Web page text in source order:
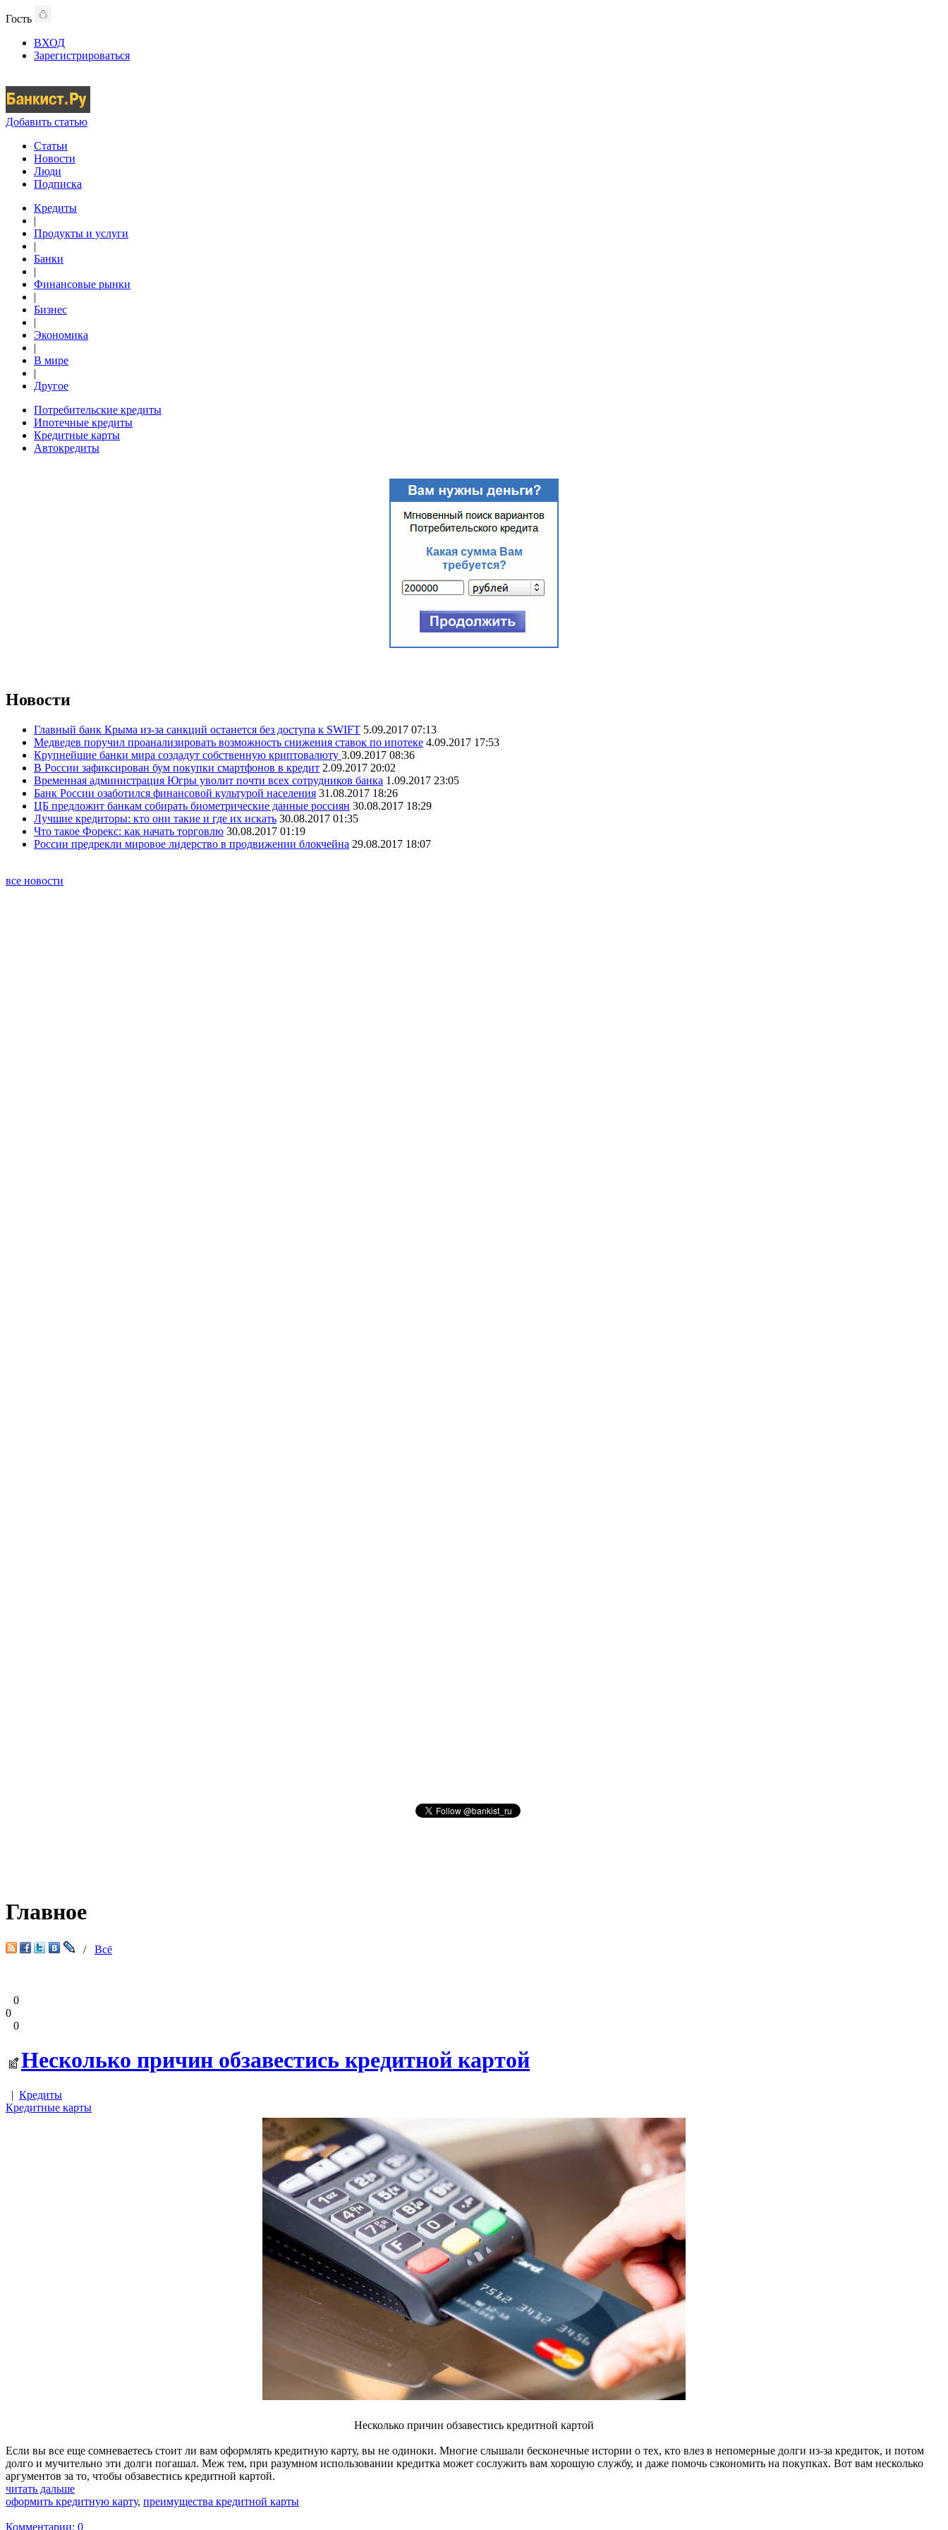
Гость
ВХОД
Зарегистрироваться
Добавить статью
Статьи
Новости
Люди
Подписка
Кредиты
|
Продукты и услуги
|
Банки
|
Финансовые рынки
|
Бизнес
|
Экономика
|
В мире
|
Другое
Потребительские кредиты
Ипотечные кредиты
Кредитные карты
Автокредиты
Новости
Главный банк Крыма из-за санкций останется без доступа к SWIFT 5.09.2017 07:13
Медведев поручил проанализировать возможность снижения ставок по ипотеке 4.09.2017 17:53
Крупнейшие банки мира создадут собственную криптовалюту 3.09.2017 08:36
В России зафиксирован бум покупки смартфонов в кредит 2.09.2017 20:02
Временная администрация Югры уволит почти всех сотрудников банка 1.09.2017 23:05
Банк России озаботился финансовой культурой населения 31.08.2017 18:26
ЦБ предложит банкам собирать биометрические данные россиян 30.08.2017 18:29
Лучшие кредиторы: кто они такие и где их искать 30.08.2017 01:35
Что такое Форекс: как начать торговлю 30.08.2017 01:19
России предрекли мировое лидерство в продвижении блокчейна 29.08.2017 18:07
все новости
Главное
/ Всё
0
0
0
Несколько причин обзавестись кредитной картой
| Кредиты
Кредитные карты
Несколько причин обзавестись кредитной картой
Если вы все еще сомневаетесь стоит ли вам оформлять кредитную карту, вы не одиноки. Многие слышали бесконечные истории о тех, кто влез в непомерные долги из-за кредиток, и потом
долго и мучительно эти долги погашал. Меж тем, при разумном использовании кредитка может сослужить вам хорошую службу, и даже помочь сэкономить на покупках. Вот вам несколько
аргументов за то, чтобы обзавестись кредитной картой.
читать дальше
оформить кредитную карту, преимущества кредитной карты
Комментарии: 0